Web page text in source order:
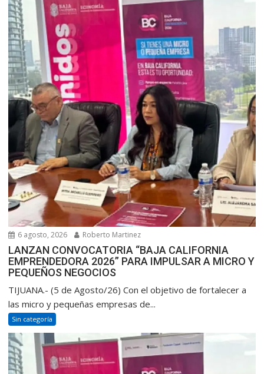
6 agosto, 2026 Roberto Martinez
LANZAN CONVOCATORIA “BAJA CALIFORNIA
EMPRENDEDORA 2026” PARA IMPULSAR A MICRO Y
PEQUEÑOS NEGOCIOS
TIJUANA.- (5 de Agosto/26) Con el objetivo de fortalecer a
las micro y pequeñas empresas de...
Sin categoría